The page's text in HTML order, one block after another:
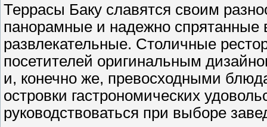
Террасы Баку славятся своим
панорамные и надежно
развлекательные. Столичные
посетителей оригинальным
и, конечно же, превосходными
островки гастрономических
руководствоваться при выборе